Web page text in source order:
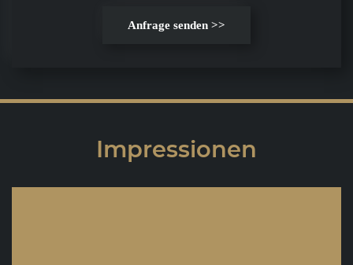
Anfrage senden >>
Impressionen